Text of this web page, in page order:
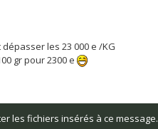
les 23 000 e /KG
gr pour 2300 e
les fichiers insérés à ce message.